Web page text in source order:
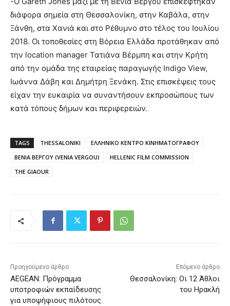
διάφορα σημεία στη Θεσσαλονίκη, στην Καβάλα, στην
Ξάνθη, στα Χανιά και στο Ρέθυμνο στο τέλος του Ιουλίου
2018. Οι τοποθεσίες στη Βόρεια Ελλάδα προτάθηκαν από
την location manager Τατιάνα Βέρμπη και στην Κρήτη
από την ομάδα της εταιρείας παραγωγής Indigo View,
Ιωάννα Δάβη και Δημήτρη Ξενάκη. Στις επισκέψεις τους
είχαν την ευκαιρία να συναντήσουν εκπροσώπους των
κατά τόπους δήμων και περιφερειών.
TAGS THESSALONIKI
ΕΛΛΗΝΙΚΟ ΚΕΝΤΡΟ ΚΙΝΗΜΑΤΟΓΡΑΦΟΥ
ΒΕΝΙΑ ΒΕΡΓΟΥ (VENIA VERGOU)
HELLENIC FILM COMMISSION
THE GIAOUR
Προηγούμενο άρθρο
AEGEAN: Πρόγραμμα
υποτροφιών εκπαίδευσης
για υποψήφιους πιλότους
Επόμενο άρθρο
Θεσσαλονίκη: Οι 12 Άθλοι
του Ηρακλή